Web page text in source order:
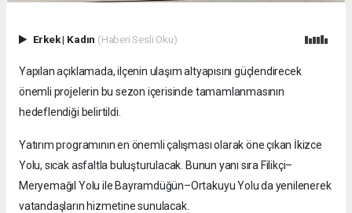
Erkek| Kadın (Haberi Sesli Oku)
Yapılan açıklamada, ilçenin ulaşım altyapısını güçlendirecek
önemli projelerin bu sezon içerisinde tamamlanmasının
hedeflendiği belirtildi.
Yatırım programının en önemli çalışması olarak öne çıkan İkizce
Yolu, sıcak asfaltla buluşturulacak. Bunun yanı sıra Filikçi–
Meryemağıl Yolu ile Bayramdüğün–Ortakuyu Yolu da yenilenerek
vatandaşların hizmetine sunulacak.